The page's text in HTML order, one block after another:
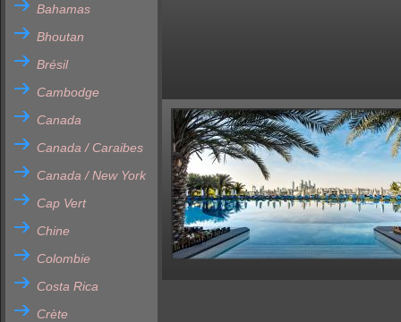
Bahamas
Bhoutan
Brésil
Cambodge
Canada
Canada / Caraibes
Canada / New York
Cap Vert
Chine
Colombie
Costa Rica
Crète